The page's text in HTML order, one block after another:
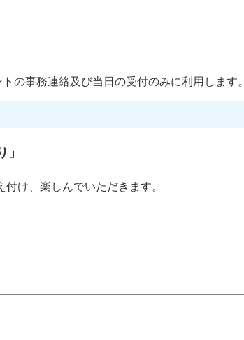
の事務連絡及び当日の受付のみに利用します。
け、楽しんでいただきます。